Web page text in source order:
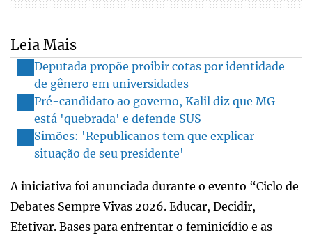
Leia Mais
Deputada propõe proibir cotas por identidade
de gênero em universidades
Pré-candidato ao governo, Kalil diz que MG
está 'quebrada' e defende SUS
Simões: 'Republicanos tem que explicar
situação de seu presidente'
A iniciativa foi anunciada durante o evento “Ciclo de
Debates Sempre Vivas 2026. Educar, Decidir,
Efetivar. Bases para enfrentar o feminicídio e as